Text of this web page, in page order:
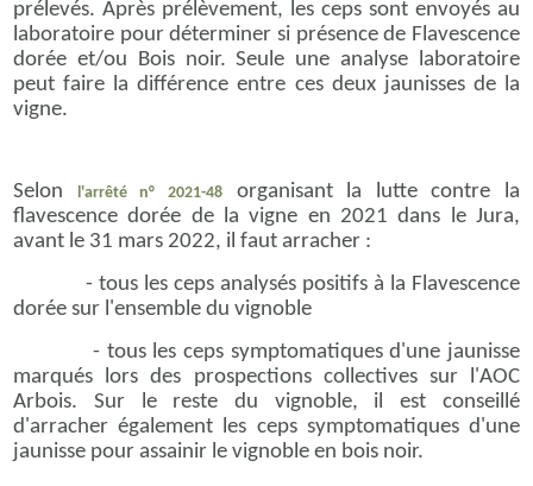
prélevés. Après prélèvement, les ceps sont envoyés au
laboratoire pour déterminer si présence de Flavescence
dorée et/ou Bois noir. Seule une analyse laboratoire
peut faire la différence entre ces deux jaunisses de la
vigne.
Selon l'arrêté n° 2021-48organisant la lutte contre la
flavescence dorée de la vigne en 2021 dans le Jura,
avant le 31 mars 2022, il faut arracher :
- tous les ceps analysés positifs à la Flavescence
dorée sur l'ensemble du vignoble
- tous les ceps symptomatiques d'une jaunisse
marqués lors des prospections collectives sur l'AOC
Arbois. Sur le reste du vignoble, il est conseillé
d'arracher également les ceps symptomatiques d'une
jaunisse pour assainir le vignoble en bois noir.